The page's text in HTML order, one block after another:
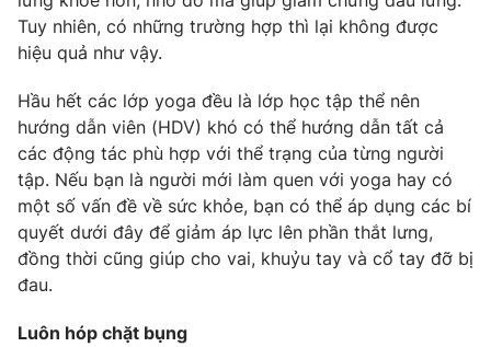
Phim VTV
Nhân vật
Khán giả
Giải sao mai
Giải trí
Điện ảnh
Âm nhạc
Sao
Đời sống
Du lịch
Làm đẹp
Chất lượng cuộc sống
Giáo dục
Tuyển sinh
Học trực tuyến
Công nghệ
Hitech Công nghệ tương lai
Sản phẩm
Tuy nhiên, có những trường hợp thì lại không được
hiệu quả như vậy.
Hầu hết các lớp yoga đều là lớp học tập thể nên
hướng dẫn viên (HDV) khó có thể hướng dẫn tất cả
các động tác phù hợp với thể trạng của từng người
tập. Nếu bạn là người mới làm quen với yoga hay có
một số vấn đề về sức khỏe, bạn có thể áp dụng các bí
quyết dưới đây để giảm áp lực lên phần thắt lưng,
đồng thời cũng giúp cho vai, khuỷu tay và cổ tay đỡ bị
đau.
Luôn hóp chặt bụng